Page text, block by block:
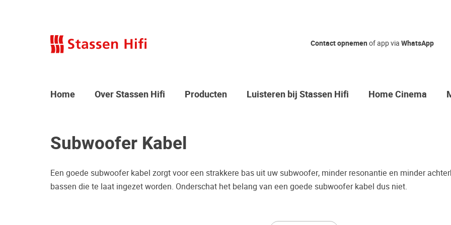
Nog geen
Palazzo luisterkasteel te
Contact opnemenof app via WhatsApp
Home Over Stassen Hifi Producten Luisteren bij Stassen Hifi Home Cinema
Subwoofer Kabel
Een goede subwoofer kabel zorgt voor een strakkere bas uit uw subwoofer, minder resonantie en minder
bassen die te laat ingezet worden. Onderschat het belang van een goede subwoofer kabel dus niet.